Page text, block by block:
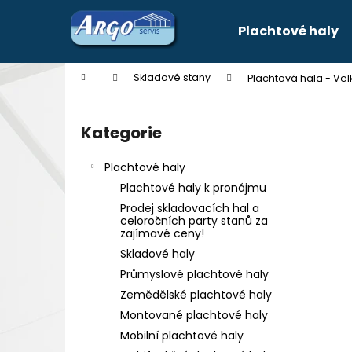
Plachtové haly
Domů Skladové stany Plachtová hala -
Přeskočit
kategorie
Kategorie
Plachtové haly
Plachtové haly k pronájmu
Prodej skladovacích hal a
celoročních party stanů za
zajímavé ceny!
Skladové haly
Průmyslové plachtové haly
Zemědělské plachtové haly
Montované plachtové haly
Mobilní plachtové haly
í
Zpět
do
Zpět
do